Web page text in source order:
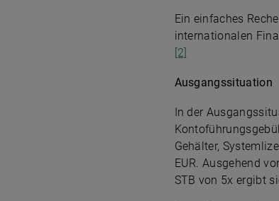
Ein einfaches
internationalen
[2]
Ausgangssituation
In der
Gehälter,
EUR. Ausgehend
STB von 5x ergibt